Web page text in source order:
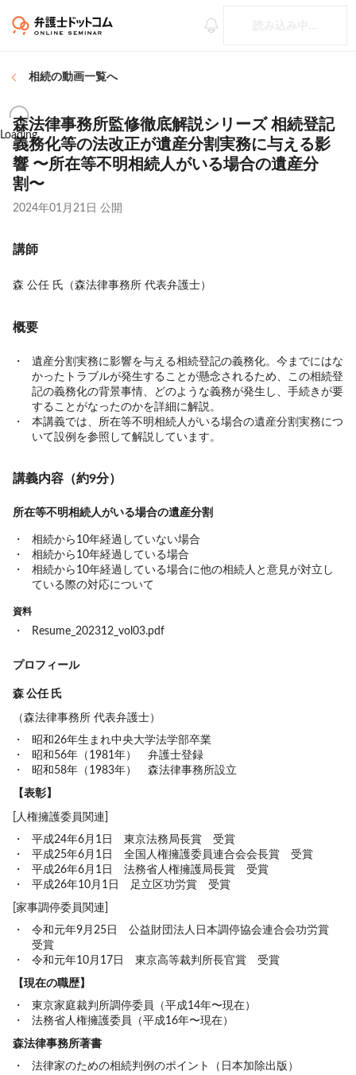
相続の動画一覧へ
Loading
森法律事務所監修徹底解説シリーズ 相続登記
義務化等の法改正が遺産分割実務に与える影
響 〜所在等不明相続人がいる場合の遺産分
割〜
2024年01月21日 公開
講師
森 公任 氏（森法律事務所 代表弁護士）
概要
遺産分割実務に影響を与える相続登記の義務化。今までにはな
かったトラブルが発生することが懸念されるため、この相続登
記の義務化の背景事情、どのような義務が発生し、手続きが要
することがなったのかを詳細に解説。
本講義では、所在等不明相続人がいる場合の遺産分割実務につ
いて設例を参照して解説しています。
講義内容（約9分）
所在等不明相続人がいる場合の遺産分割
相続から10年経過していない場合
相続から10年経過している場合
相続から10年経過している場合に他の相続人と意見が対立し
ている際の対応について
資料
Resume_202312_vol03.pdf
プロフィール
森 公任 氏
（森法律事務所 代表弁護士）
昭和26年生まれ中央大学法学部卒業
昭和56年（1981年） 弁護士登録
昭和58年（1983年） 森法律事務所設立
【表彰】
[人権擁護委員関連]
平成24年6月1日 東京法務局長賞 受賞
平成25年6月1日 全国人権擁護委員連合会会長賞 受賞
平成26年6月1日 法務省人権擁護局長賞 受賞
平成26年10月1日 足立区功労賞 受賞
[家事調停委員関連]
令和元年9月25日 公益財団法人日本調停協会連合会功労賞
受賞
令和元年10月17日 東京高等裁判所長官賞 受賞
【現在の職歴】
東京家庭裁判所調停委員（平成14年〜現在）
法務省人権擁護委員（平成16年〜現在）
森法律事務所著書
法律家のための相続判例のポイント（日本加除出版）